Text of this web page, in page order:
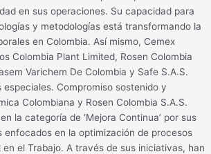
en sus operaciones. Su capacidad para
y metodologías está transformando la
en Colombia. Así mismo, Cemex
Colombia Plant Limited, Rosen Colombia
Varichem De Colombia y Safe S.A.S.
especiales. Compromiso sostenido y
Colombiana y Rosen Colombia S.A.S.
la categoría de ‘Mejora Continua’ por sus
enfocados en la optimización de procesos
en el Trabajo. A través de sus iniciativas, han